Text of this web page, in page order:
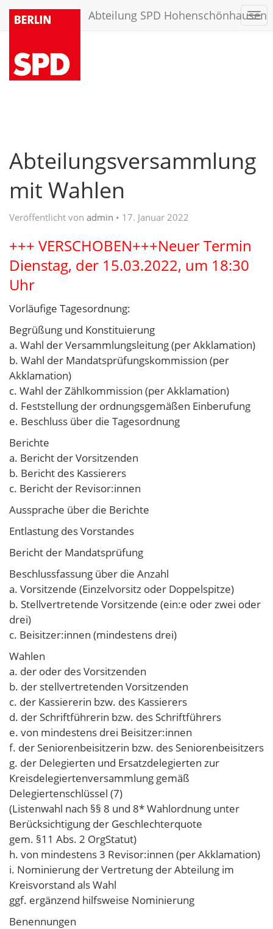
Abteilung SPD Hohenschönhausen
Abteilungsversammlung
mit Wahlen
Veröffentlicht von admin • 17. Januar 2022
+++ VERSCHOBEN+++Neuer Termin
Dienstag, der 15.03.2022, um 18:30
Uhr
Vorläufige Tagesordnung:
Begrüßung und Konstituierung
a. Wahl der Versammlungsleitung (per Akklamation)
b. Wahl der Mandatsprüfungskommission (per
Akklamation)
c. Wahl der Zählkommission (per Akklamation)
d. Feststellung der ordnungsgemäßen Einberufung
e. Beschluss über die Tagesordnung
Berichte
a. Bericht der Vorsitzenden
b. Bericht des Kassierers
c. Bericht der Revisor:innen
Aussprache über die Berichte
Entlastung des Vorstandes
Bericht der Mandatsprüfung
Beschlussfassung über die Anzahl
a. Vorsitzende (Einzelvorsitz oder Doppelspitze)
b. Stellvertretende Vorsitzende (ein:e oder zwei oder
drei)
c. Beisitzer:innen (mindestens drei)
Wahlen
a. der oder des Vorsitzenden
b. der stellvertretenden Vorsitzenden
c. der Kassiererin bzw. des Kassierers
d. der Schriftführerin bzw. des Schriftführers
e. von mindestens drei Beisitzer:innen
f. der Seniorenbeisitzerin bzw. des Seniorenbeisitzers
g. der Delegierten und Ersatzdelegierten zur
Kreisdelegiertenversammlung gemäß
Delegiertenschlüssel (7)
(Listenwahl nach §§ 8 und 8* Wahlordnung unter
Berücksichtigung der Geschlechterquote
gem. §11 Abs. 2 OrgStatut)
h. von mindestens 3 Revisor:innen (per Akklamation)
i. Nominierung der Vertretung der Abteilung im
Kreisvorstand als Wahl
ggf. ergänzend hilfsweise Nominierung
Benennungen